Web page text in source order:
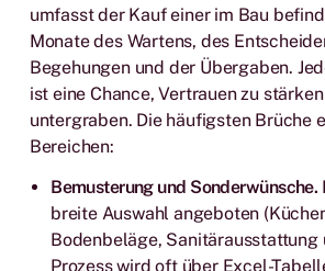
umfasst der Kauf einer im Bau
Monate des Wartens, des
Begehungen und der Übergaben.
ist eine Chance, Vertrauen zu
untergraben. Die häufigsten Brüche
Bereichen:
Bemusterung und Sonderwünsche.
breite Auswahl angeboten
Bodenbeläge, Sanitärausstattung
Prozess wird oft über Excel-